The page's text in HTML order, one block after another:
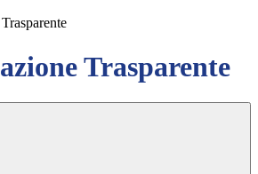
Trasparente